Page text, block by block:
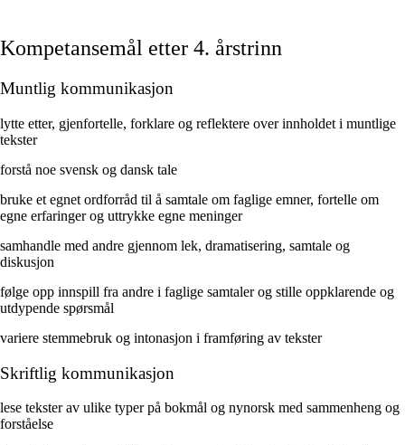
Kompetansemål etter 4. årstrinn
Muntlig kommunikasjon
lytte etter, gjenfortelle, forklare og reflektere over innholdet i muntlige
tekster
forstå noe svensk og dansk tale
bruke et egnet ordforråd til å samtale om faglige emner, fortelle om
egne erfaringer og uttrykke egne meninger
samhandle med andre gjennom lek, dramatisering, samtale og
diskusjon
følge opp innspill fra andre i faglige samtaler og stille oppklarende og
utdypende spørsmål
variere stemmebruk og intonasjon i framføring av tekster
Skriftlig kommunikasjon
lese tekster av ulike typer på bokmål og nynorsk med sammenheng og
forståelse